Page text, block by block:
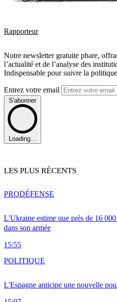
Rapporteur
Notre newsletter gratuite phare,
l’actualité et de l’analyse des
Indispensable pour suivre la
Entrez votre email
S'abonner
Loading...
LES PLUS RÉCENTS
L'Ukraine estime que près de 16
dans son armée
15:55
PRODÉFENSE
L'Espagne anticipe une nouvelle
POLITIQUE